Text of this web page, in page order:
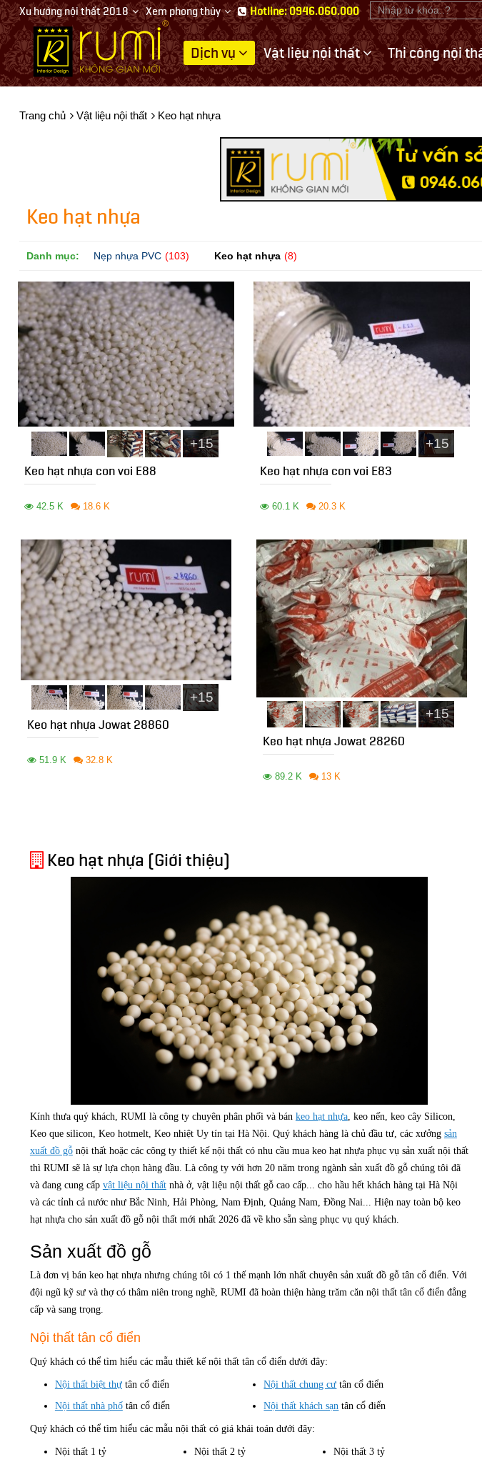
Xu hướng nội thất 2018 Xem phong thủy Hotline: 0946.060.000
Thiết
nội
Dịch vụ Vật liệu nội thất Thi công nội
Trang chủ Vật liệu nội thất Keo hạt nhựa
Keo hạt nhựa
Danh mục: Nẹp nhựa PVC (103) Keo hạt nhựa (8)
+15
Keo hạt nhựa con voi E88
42.5 K 18.6 K
+15
Keo hạt nhựa con voi E83
60.1 K 20.3 K
+15
Keo hạt nhựa Jowat 28860
51.9 K 32.8 K
+15
Keo hạt nhựa Jowat 28260
89.2 K 13 K
Keo hạt nhựa (Giới thiệu)
Kính thưa quý khách, RUMI là công ty chuyên phân phối và bán keo hạt nhựa, keo nến, keo cây Silicon,
Keo que silicon, Keo hotmelt, Keo nhiệt Uy tín tại Hà Nội. Quý khách hàng là chủ đầu tư, các xưởng sản
xuất đồ gỗnội thất hoặc các công ty thiết kế nội thất có nhu cầu mua keo hạt nhựa phục vụ sản xuất nội thất
thì RUMI sẽ là sự lựa chọn hàng đầu. Là công ty với hơn 20 năm trong ngành sản xuất đồ gỗ chúng tôi đã
và đang cung cấp vật liệu nội thấtnhà ở, vật liệu nội thất gỗ cao cấp... cho hầu hết khách hàng tại Hà Nội
và các tỉnh cả nước như Bắc Ninh, Hải Phòng, Nam Định, Quảng Nam, Đồng Nai... Hiện nay toàn bộ keo
hạt nhựa cho sản xuất đồ gỗ nội thất mới nhất 2026 đã về kho sẵn sàng phục vụ quý khách.
Sản xuất đồ gỗ
Là đơn vị bán keo hạt nhựa nhưng chúng tôi có 1 thế mạnh lớn nhất chuyên sản xuất đồ gỗ tân cổ điển. Với
đội ngũ kỹ sư và thợ có thâm niên trong nghề, RUMI đã hoàn thiện hàng trăm căn nội thất tân cổ điển đẳng
cấp và sang trọng.
Nội thất tân cổ điển
Quý khách có thể tìm hiểu các mẫu thiết kế nội thất tân cổ điển dưới đây:
Nội thất biệt thựtân cổ điển Nội thất chung cư tân cổ điển
Nội thất nhà phốtân cổ điển Nội thất khách sạn tân cổ điển
Quý khách có thể tìm hiểu các mẫu nội thất có giá khái toán dưới đây:
Nội thất 1 tỷ Nội thất 2 tỷ
Nội thất 3 tỷ